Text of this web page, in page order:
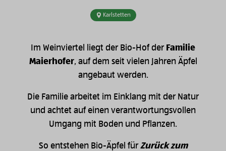
Karlstetten
Im Weinviertel liegt der Bio-Hof der Familie
Maierhofer, auf dem seit vielen Jahren Äpfel
angebaut werden.
Die Familie arbeitet im Einklang mit der Natur
und achtet auf einen verantwortungsvollen
Umgang mit Boden und Pflanzen.
So entstehen Bio-Äpfel fürZurück zum